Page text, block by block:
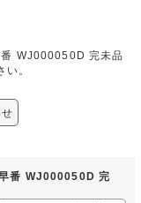
WJ000050D 完未品
い。
番 WJ000050D 完